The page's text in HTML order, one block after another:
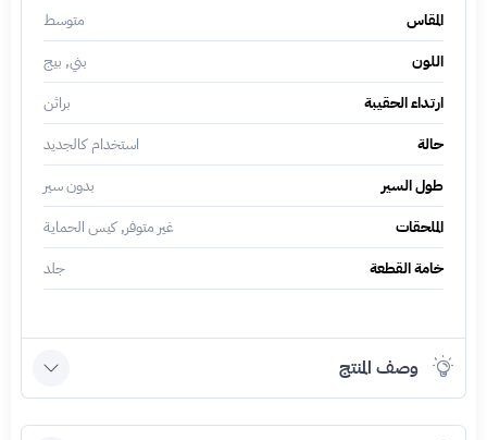
المقاس
متوسط
اللون
بني, بيج
ارتداء الحقيبة
براثن
حالة
استخدام كالجديد
طول السير
بدون سير
الملحقات
غير متوفر, كيس الحماية
خامة القطعة
جلد
وصف المنتج